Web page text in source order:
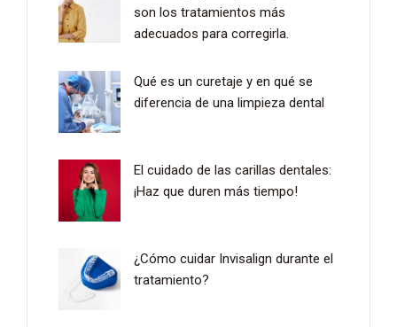
son los tratamientos más
adecuados para corregirla.
Qué es un curetaje y en qué se
diferencia de una limpieza dental
El cuidado de las carillas dentales:
¡Haz que duren más tiempo!
¿Cómo cuidar Invisalign durante el
tratamiento?